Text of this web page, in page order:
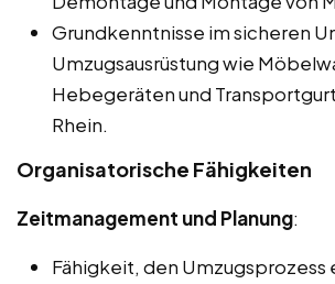
Grundkenntnisse im sicheren
Umzugsausrüstung wie
Hebegeräten und
Rhein.
Organisatorische Fähigkeiten
Zeitmanagement und Planung:
Fähigkeit, den Umzugsprozess